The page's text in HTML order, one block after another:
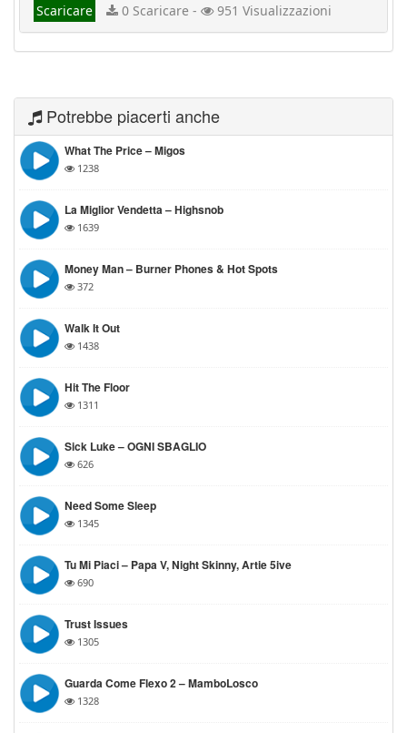
Scaricare 0 Scaricare - 951 Visualizzazioni
Potrebbe piacerti anche
What The Price – Migos
1238
La Miglior Vendetta – Highsnob
1639
Money Man – Burner Phones & Hot Spots
372
Walk It Out
1438
Hit The Floor
1311
Sick Luke – OGNI SBAGLIO
626
Need Some Sleep
1345
Tu Mi Piaci – Papa V, Night Skinny, Artie 5ive
690
Trust Issues
1305
Guarda Come Flexo 2 – MamboLosco
1328